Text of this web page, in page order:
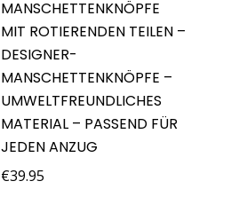
MANSCHETTENKNÖPFE
MIT ROTIERENDEN TEILEN –
DESIGNER-
MANSCHETTENKNÖPFE –
UMWELTFREUNDLICHES
MATERIAL – PASSEND FÜR
JEDEN ANZUG
€39.95